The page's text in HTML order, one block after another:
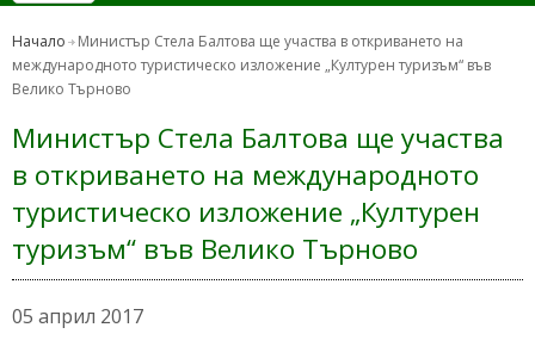
Начало
Министър Стела Балтова ще участва в откриването на
международното туристическо изложение „Културен туризъм“ във
Велико Търново
Министър Стела Балтова ще участва
в откриването на международното
туристическо изложение „Културен
туризъм“ във Велико Търново
05 април 2017